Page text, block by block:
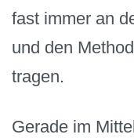
fast immer an
und den
tragen.
Gerade im